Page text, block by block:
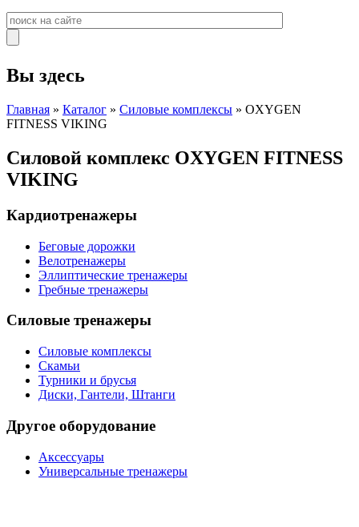
Вы здесь
Главная » Каталог » Силовые комплексы » OXYGEN
FITNESS VIKING
Силовой комплекс OXYGEN FITNESS
VIKING
Кардиотренажеры
Беговые дорожки
Велотренажеры
Эллиптические тренажеры
Гребные тренажеры
Силовые тренажеры
Силовые комплексы
Скамьи
Турники и брусья
Диски, Гантели, Штанги
Другое оборудование
Аксессуары
Универсальные тренажеры